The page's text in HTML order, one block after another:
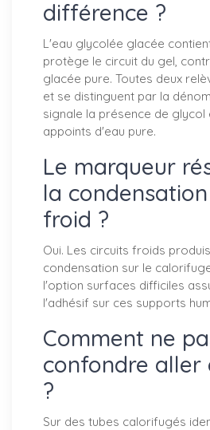
différence ?
L'eau glycolée glacée
protège le circuit du gel,
glacée pure. Toutes deux
et se distinguent par la
signale la présence de glycol
appoints d'eau pure.
Le marqueur
la
froid ?
Oui. Les circuits froids
condensation sur le
l'option surfaces difficiles
l'adhésif sur ces supports
Comment ne
confondre aller
?
Sur des tubes calorifugés